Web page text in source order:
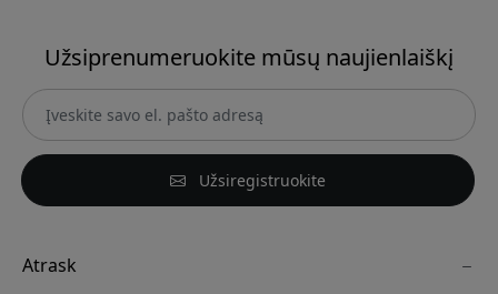
Užsiprenumeruokite mūsų naujienlaiškį
Užsiregistruokite
Atrask